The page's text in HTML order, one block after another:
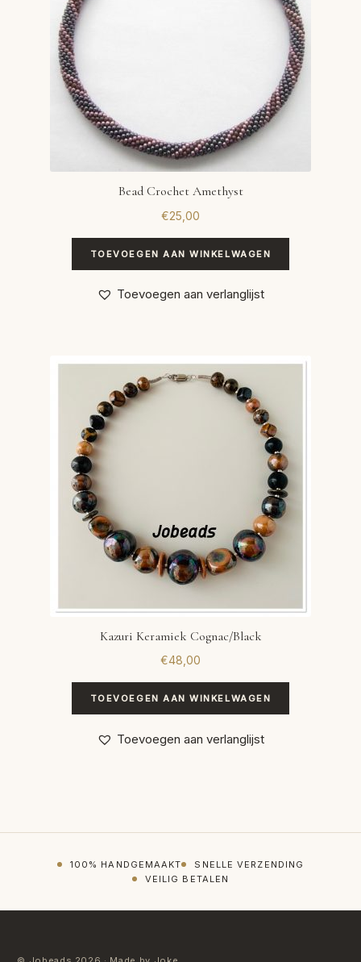
Bead Crochet Amethyst
€25,00
TOEVOEGEN AAN WINKELWAGEN
Toevoegen aan verlanglijst
Kazuri Keramiek Cognac/Black
€48,00
TOEVOEGEN AAN WINKELWAGEN
Toevoegen aan verlanglijst
100% HANDGEMAAKT
SNELLE VERZENDING
VEILIG BETALEN